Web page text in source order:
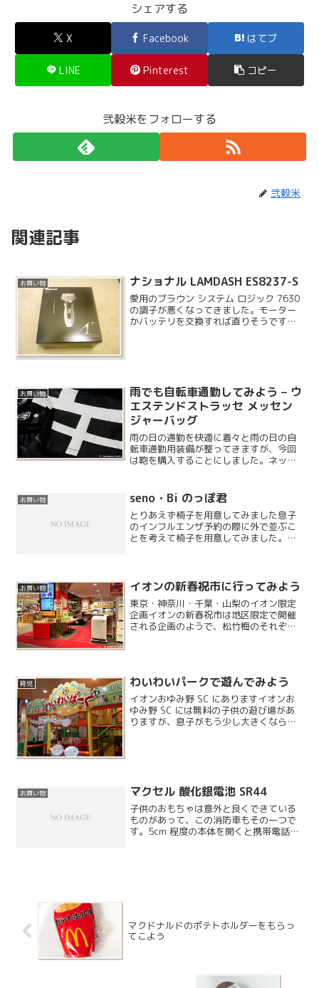
シェアする
X Facebook はてブ
LINE Pinterest コピー
弐穀米をフォローする
弐穀米
関連記事
お買い物 ナショナル LAMDASH ES8237-S
愛用のブラウン システム ロジック 7630
の調子が悪くなってきました。モーター
かバッテリを交換すれば直りそうですけ
お買い物
雨でも自転車通勤してみよう – ウ
エステンドストラッセ メッセン
ジャーバッグ
雨の日の通勤を快適に着々と雨の日の自
転車通勤用装備が整ってきますが、今回
は鞄を購入することにしました。ネット
転車用のリュックタイプを考えていたの
ですが、今回はこちらのバ...
お買い物 seno・Bi のっぽ君
とりあえず椅子を用意してみました息子
のインフルエンザ予約の際に外で並ぶこ
とを考えて椅子を用意してみました。近
したが、使用例で座...
お買い物 イオンの新春祝市に行ってみよう
東京・神奈川・千葉・山梨のイオン限定
企画イオンの新春祝市は地区限定で開催
される企画のようで、松竹梅のそれぞれ3
育児 わいわいパークで遊んでみよう
イオンおゆみ野 SC にありますイオンお
ゆみ野 SC には無料の子供の遊び場があ
りますが、息子がもう少し大きくならな
お買い物 マクセル 酸化銀電池 SR44
子供のおもちゃは意外と良くできている
ものがあって、この消防車もその一つで
す。5cm 程度の本体を開くと携帯電話の
マクドナルドのポテトホルダーをもらっ
てこよう